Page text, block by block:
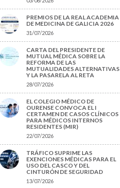
PREMIOS DE LA REAL ACADEMIA
DE MEDICINA DE GALICIA 2026
31/07/2026
CARTA DEL PRESIDENTE DE
MUTUAL MÉDICA SOBRE LA
REFORMA DE LAS
MUTUALIDADES ALTERNATIVAS
Y LA PASARELA AL RETA
28/07/2026
EL COLEGIO MÉDICO DE
OURENSE CONVOCA EL I
CERTAMEN DE CASOS CLÍNICOS
PARA MÉDICOS INTERNOS
RESIDENTES (MIR)
22/07/2026
TRÁFICO SUPRIME LAS
EXENCIONES MÉDICAS PARA EL
USO DEL CASCO Y DEL
CINTURÓN DE SEGURIDAD
13/07/2026